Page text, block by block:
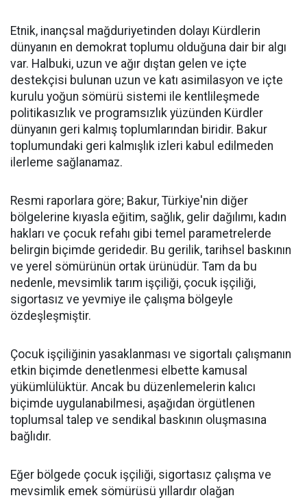
Etnik, inançsal mağduriyetinden dolayı Kürdlerin
dünyanın en demokrat toplumu olduğuna dair bir algı
var. Halbuki, uzun ve ağır dıştan gelen ve içte
destekçisi bulunan uzun ve katı asimilasyon ve içte
kurulu yoğun sömürü sistemi ile kentlileşmede
politikasızlık ve programsızlık yüzünden Kürdler
dünyanın geri kalmış toplumlarından biridir. Bakur
toplumundaki geri kalmışlık izleri kabul edilmeden
ilerleme sağlanamaz.
Resmi raporlara göre; Bakur, Türkiye'nin diğer
bölgelerine kıyasla eğitim, sağlık, gelir dağılımı, kadın
hakları ve çocuk refahı gibi temel parametrelerde
belirgin biçimde geridedir. Bu gerilik, tarihsel baskının
ve yerel sömürünün ortak ürünüdür. Tam da bu
nedenle, mevsimlik tarım işçiliği, çocuk işçiliği,
sigortasız ve yevmiye ile çalışma bölgeyle
özdeşleşmiştir.
Çocuk işçiliğinin yasaklanması ve sigortalı çalışmanın
etkin biçimde denetlenmesi elbette kamusal
yükümlülüktür. Ancak bu düzenlemelerin kalıcı
biçimde uygulanabilmesi, aşağıdan örgütlenen
toplumsal talep ve sendikal baskının oluşmasına
bağlıdır.
Eğer bölgede çocuk işçiliği, sigortasız çalışma ve
mevsimlik emek sömürüsü yıllardır olağan